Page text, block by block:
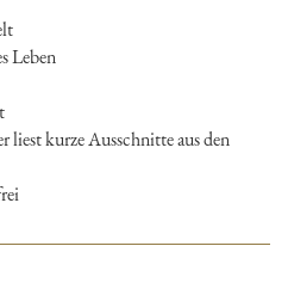
Leben
liest kurze Ausschnitte aus den